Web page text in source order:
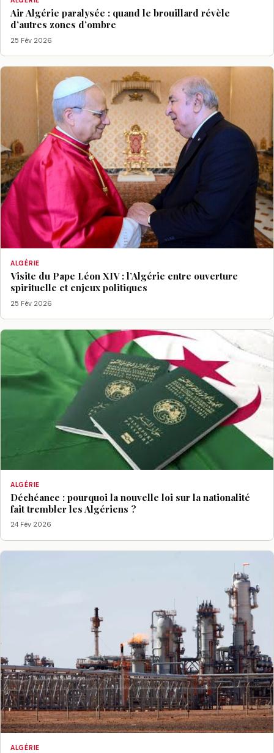
Air Algérie paralysée : quand le brouillard révèle
d’autres zones d’ombre
25 Fév 2026
ALGÉRIE
Visite du Pape Léon XIV : l’Algérie entre ouverture
spirituelle et enjeux politiques
25 Fév 2026
ALGÉRIE
Déchéance : pourquoi la nouvelle loi sur la nationalité
fait trembler les Algériens ?
24 Fév 2026
ALGÉRIE